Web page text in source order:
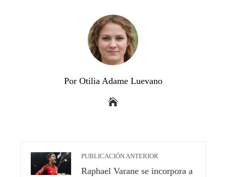
Por Otilia Adame Luevano
PUBLICACIÓN ANTERIOR
Raphael Varane se incorpora a